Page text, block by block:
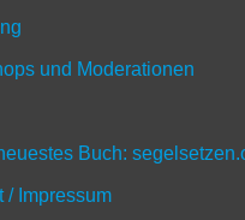
und Moderationen
Buch:
/ Impressum